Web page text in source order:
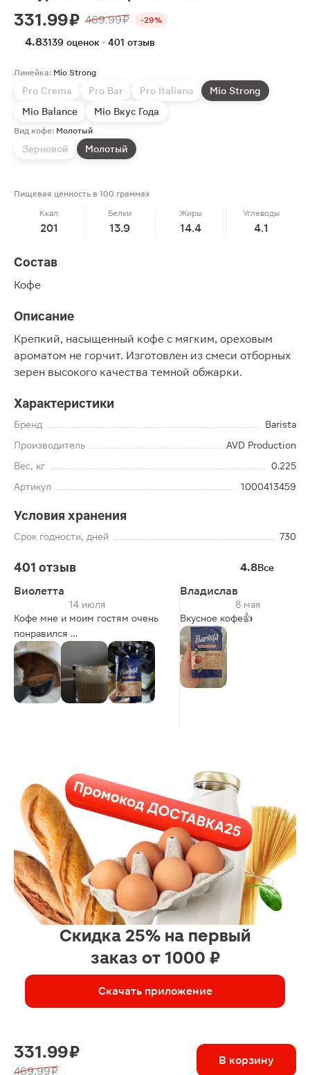
331.99 ₽ 469.99 ₽ -29%
4.83139 оценок · 401 отзыв
Линейка: Mio Strong
Pro Crema Pro Bar Pro Italiano
Mio Strong
Mio Balance
Mio Вкус Года
Вид кофе: Молотый
Зерновой Молотый
Пищевая ценность в 100 граммах
Ккал
201
Белки
13.9
Жиры
14.4
Углеводы
4.1
Состав
Кофе
Описание
Крепкий, насыщенный кофе с мягким, ореховым
ароматом не горчит. Изготовлен из смеси отборных
зерен высокого качества темной обжарки.
Характеристики
Бренд
Barista
Производитель
AVD Production
Вес, кг
0.225
Артикул
1000413459
Условия хранения
Срок годности, дней 730
401 отзыв 4.8Все
Виолетта
14 июля
Кофе мне и моим гостям очень
понравился
Что обжаренное сразу
чувствуется
Ароматное
Буду брать ещё
Владислав
8 мая
Вкусное кофе👍
Скидка 25% на первый
заказ от 1000 ₽
Скачать приложение
331.99 ₽
469.99 ₽
В корзину